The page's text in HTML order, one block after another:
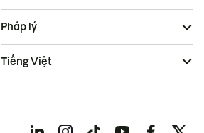
Pháp lý
Tiếng Việt